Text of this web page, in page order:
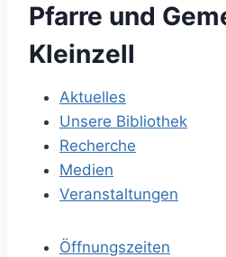
Pfarre und
Kleinzell
Aktuelles
Unsere Bibliothek
Recherche
Medien
Veranstaltungen
Öffnungszeiten